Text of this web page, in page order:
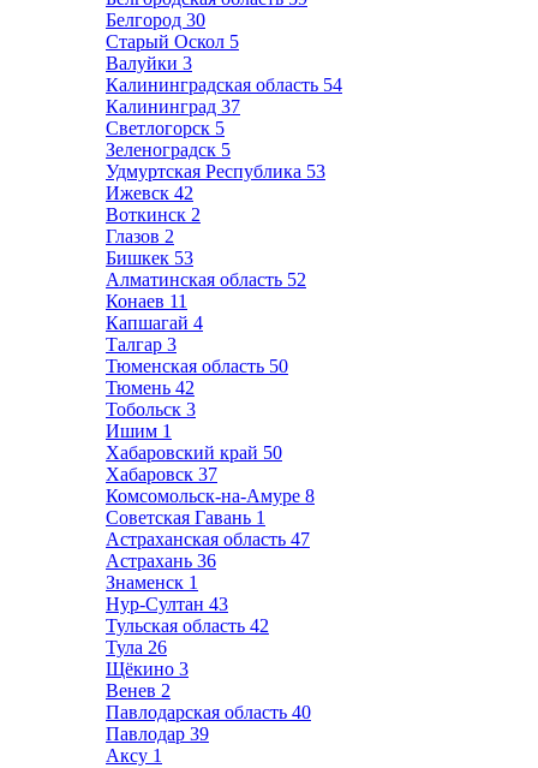
Белгород 30
Старый Оскол 5
Валуйки 3
Калининградская область 54
Калининград 37
Светлогорск 5
Зеленоградск 5
Удмуртская Республика 53
Ижевск 42
Воткинск 2
Глазов 2
Бишкек 53
Алматинская область 52
Конаев 11
Капшагай 4
Талгар 3
Тюменская область 50
Тюмень 42
Тобольск 3
Ишим 1
Хабаровский край 50
Хабаровск 37
Комсомольск-на-Амуре 8
Советская Гавань 1
Астраханская область 47
Астрахань 36
Знаменск 1
Нур-Султан 43
Тульская область 42
Тула 26
Щёкино 3
Венев 2
Павлодарская область 40
Павлодар 39
Аксу 1